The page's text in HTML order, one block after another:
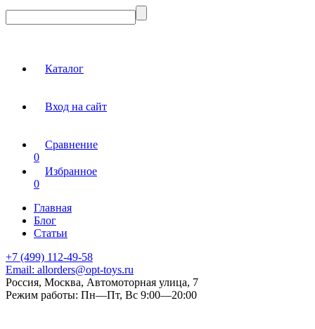
Каталог
Вход на сайт
Сравнение
0
Избранное
0
Главная
Блог
Статьи
+7 (499) 112-49-58
Email: allorders@opt-toys.ru
Россия, Москва, Автомоторная улица, 7
Режим работы: Пн—Пт, Вс 9:00—20:00